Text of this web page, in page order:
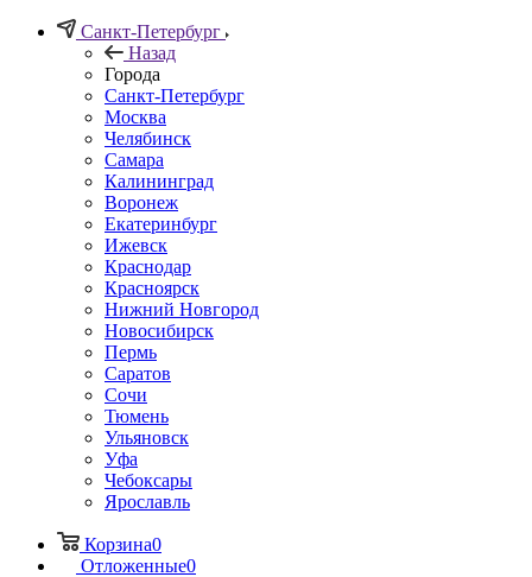
Санкт-Петербург
Назад
Города
Санкт-Петербург
Москва
Челябинск
Самара
Калининград
Воронеж
Екатеринбург
Ижевск
Краснодар
Красноярск
Нижний Новгород
Новосибирск
Пермь
Саратов
Сочи
Тюмень
Ульяновск
Уфа
Чебоксары
Ярославль
Корзина0
Отложенные0